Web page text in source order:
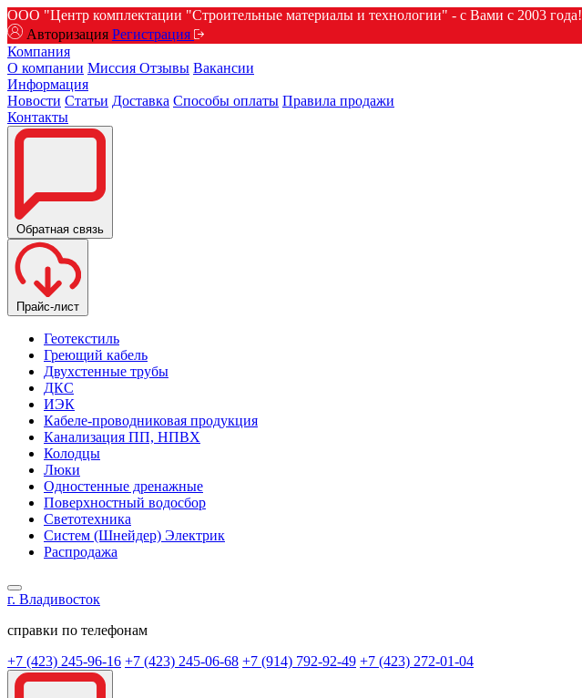
ООО "Центр комплектации "Строительные материалы и технологии" - с Вами с 2003 года!
Авторизация Регистрация
Компания
О компании Миссия Отзывы Вакансии
Информация
Новости Статьи Доставка Способы оплаты Правила продажи
Контакты
Обратная связь
Прайс-лист
Геотекстиль
Греющий кабель
Двухстенные трубы
ДКС
ИЭК
Кабеле-проводниковая продукция
Канализация ПП, НПВХ
Колодцы
Люки
Одностенные дренажные
Поверхностный водосбор
Светотехника
Систем (Шнейдер) Электрик
Распродажа
г. Владивосток
справки по телефонам
+7 (423) 245-96-16 +7 (423) 245-06-68 +7 (914) 792-92-49 +7 (423) 272-01-04